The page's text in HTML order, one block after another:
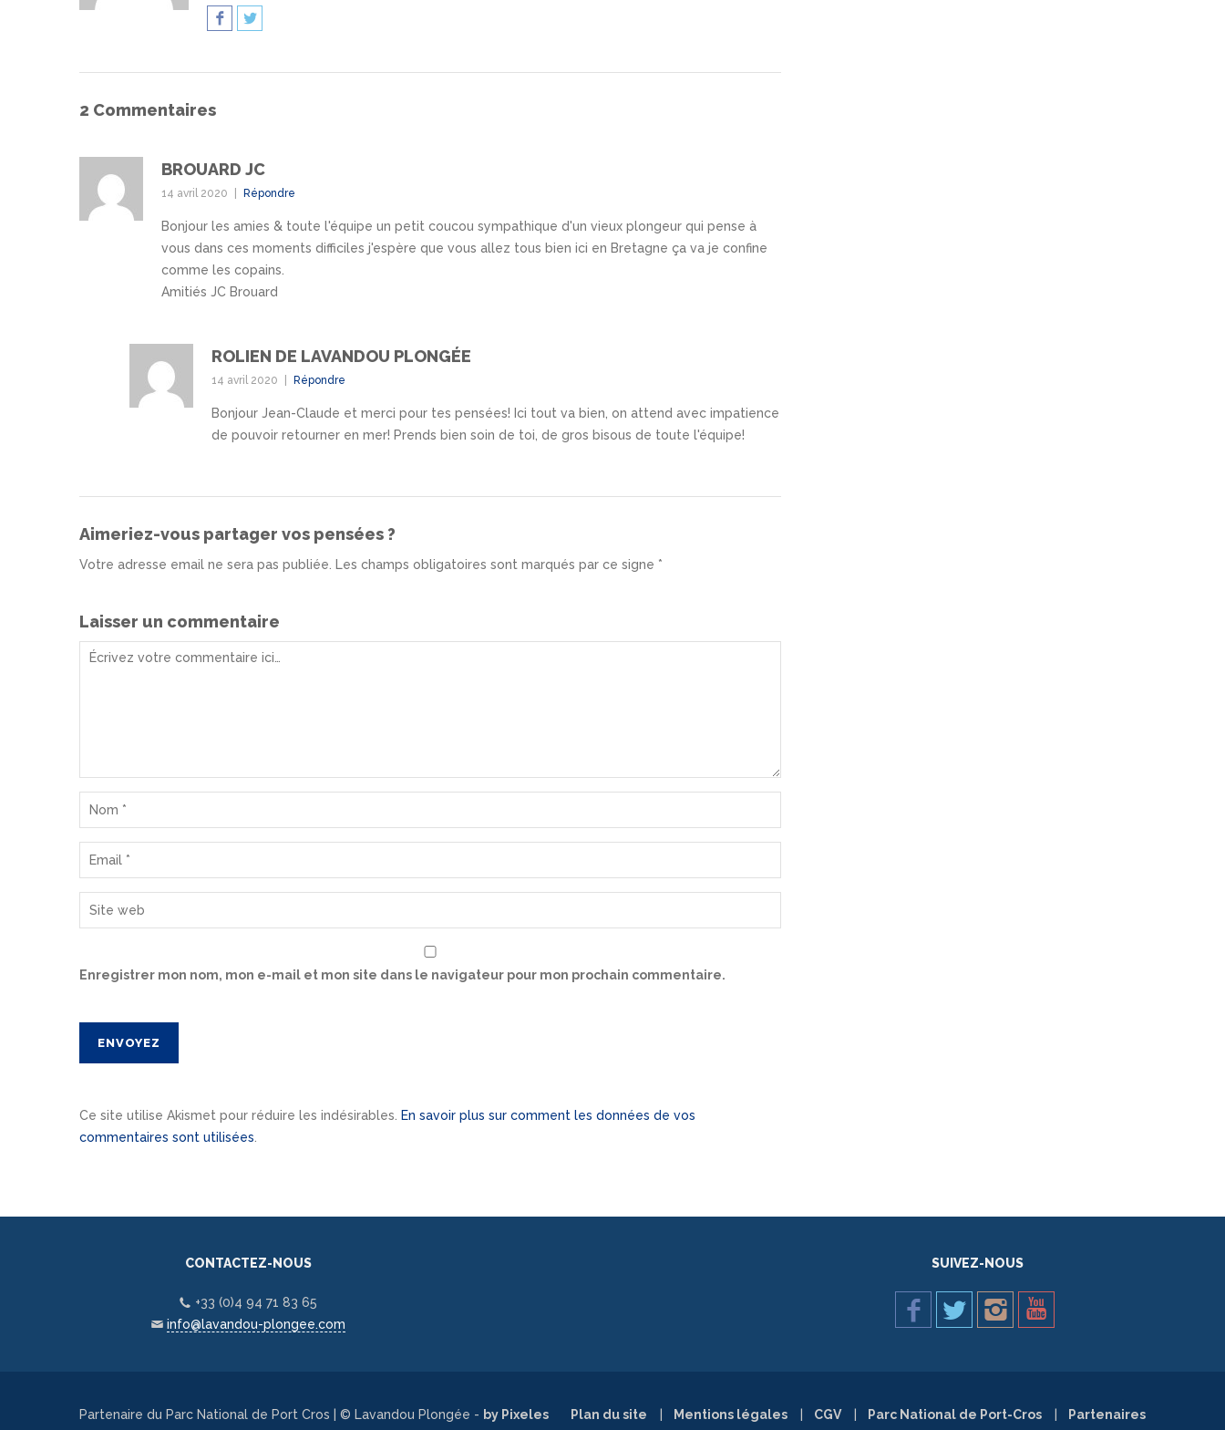
2 Commentaires
BROUARD JC
14 avril 2020 Répondre
Bonjour les amies & toute l'équipe un petit coucou sympathique d'un vieux plongeur qui pense à
vous dans ces moments difficiles j'espère que vous allez tous bien ici en Bretagne ça va je confine
comme les copains.
Amitiés JC Brouard
ROLIEN DE LAVANDOU PLONGÉE
14 avril 2020 Répondre
Bonjour Jean-Claude et merci pour tes pensées! Ici tout va bien, on attend avec impatience
de pouvoir retourner en mer! Prends bien soin de toi, de gros bisous de toute l'équipe!
Aimeriez-vous partager vos pensées ?
Votre adresse email ne sera pas publiée. Les champs obligatoires sont marqués par ce signe *
Laisser un commentaire
Enregistrer mon nom, mon e-mail et mon site dans le navigateur pour mon prochain commentaire.
Ce site utilise Akismet pour réduire les indésirables. En savoir plus sur comment les données de vos
commentaires sont utilisées.
CONTACTEZ-NOUS
+33 (0)4 94 71 83 65
info@lavandou-plongee.com
SUIVEZ-NOUS
Partenaire du Parc National de Port Cros | © Lavandou Plongée - by Pixeles Plan du site Mentions légales CGV Parc National de Port-Cros Partenaires